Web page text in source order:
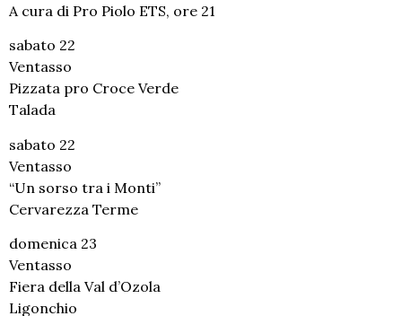
A cura di Pro Piolo ETS, ore 21
sabato 22
Ventasso
Pizzata pro Croce Verde
Talada
sabato 22
Ventasso
“Un sorso tra i Monti”
Cervarezza Terme
domenica 23
Ventasso
Fiera della Val d’Ozola
Ligonchio